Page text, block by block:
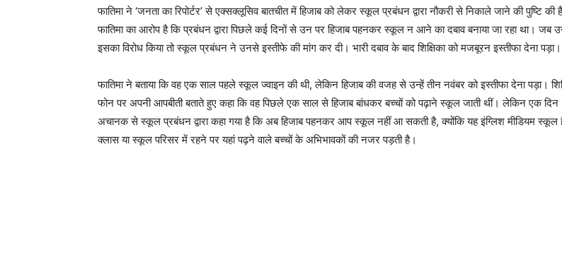
फातिमा ने ‘जनता का रिपोर्टर’ से एक्सक्लूसिव बातचीत में हिजाब को लेकर स्कूल प्रबंधन द्वारा नौकरी से निकाले जाने की पुष्टि की
फातिमा का आरोप है कि प्रबंधन द्वारा पिछले कई दिनों से उन पर हिजाब पहनकर स्कूल न आने का दबाव बनाया जा रहा था। जब
इसका विरोध किया तो स्कूल प्रबंधन ने उनसे इस्तीफे की मांग कर दी। भारी दबाव के बाद शिक्षिका को मजबूरन इस्तीफा देना पड़ा।
फातिमा ने बताया कि वह एक साल पहले स्कूल ज्वाइन की थी, लेकिन हिजाब की वजह से उन्हें तीन नवंबर को इस्तीफा देना पड़ा।
फोन पर अपनी आपबीती बताते हुए कहा कि वह पिछले एक साल से हिजाब बांधकर बच्चों को पढ़ाने स्कूल जाती थीं। लेकिन एक दिन
अचानक से स्कूल प्रबंधन द्वारा कहा गया है कि अब हिजाब पहनकर आप स्कूल नहीं आ सकती है, क्योंकि यह इंग्लिश मीडियम
क्लास या स्कूल परिसर में रहने पर यहां पढ़ने वाले बच्चों के अभिभावकों की नजर पड़ती है।